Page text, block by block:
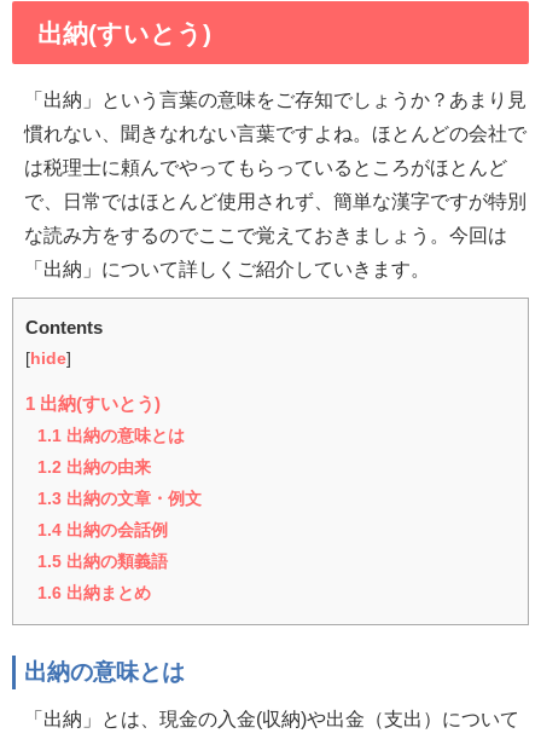
出納(すいとう)
「出納」という言葉の意味をご存知でしょうか？あまり見
慣れない、聞きなれない言葉ですよね。ほとんどの会社で
は税理士に頼んでやってもらっているところがほとんど
で、日常ではほとんど使用されず、簡単な漢字ですが特別
な読み方をするのでここで覚えておきましょう。今回は
「出納」について詳しくご紹介していきます。
Contents
[ hide]
1 出納(すいとう)
1.1 出納の意味とは
1.2 出納の由来
1.3 出納の文章・例文
1.4 出納の会話例
1.5 出納の類義語
1.6 出納まとめ
出納の意味とは
「出納」とは、現金の入金(収納)や出金（支出）について